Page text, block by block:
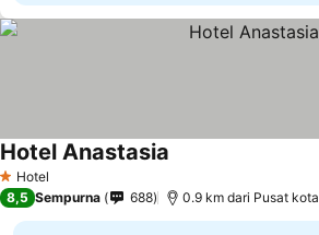
1 Bintang
Hotel
Hotel Anastasia
8,5 Sempurna 688 0.9 km dari Pusat kota